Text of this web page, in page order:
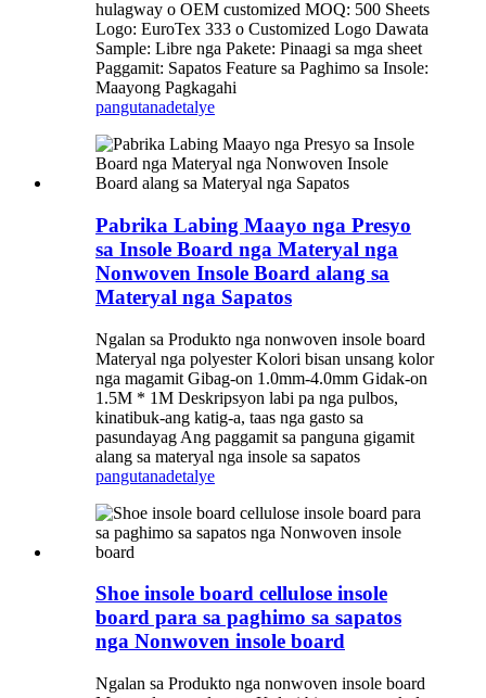
hulagway o OEM customized MOQ: 500 Sheets
Logo: EuroTex 333 o Customized Logo Dawata
Sample: Libre nga Pakete: Pinaagi sa mga sheet
Paggamit: Sapatos Feature sa Paghimo sa Insole:
Maayong Pagkagahi
pangutanadetalye
Pabrika Labing Maayo nga Presyo
sa Insole Board nga Materyal nga
Nonwoven Insole Board alang sa
Materyal nga Sapatos
Ngalan sa Produkto nga nonwoven insole board
Materyal nga polyester Kolori bisan unsang kolor
nga magamit Gibag-on 1.0mm-4.0mm Gidak-on
1.5M * 1M Deskripsyon labi pa nga pulbos,
kinatibuk-ang katig-a, taas nga gasto sa
pasundayag Ang paggamit sa panguna gigamit
alang sa materyal nga insole sa sapatos
pangutanadetalye
Shoe insole board cellulose insole
board para sa paghimo sa sapatos
nga Nonwoven insole board
Ngalan sa Produkto nga nonwoven insole board